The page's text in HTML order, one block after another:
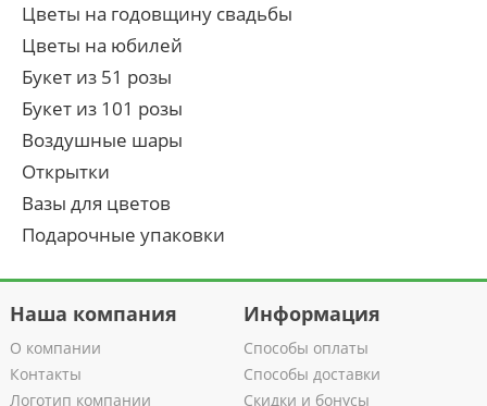
Цветы на годовщину свадьбы
Цветы на юбилей
Букет из 51 розы
Букет из 101 розы
Воздушные шары
Открытки
Вазы для цветов
Подарочные упаковки
Наша компания
О компании
Контакты
Логотип компании
Информация
Способы оплаты
Способы доставки
Скидки и бонусы